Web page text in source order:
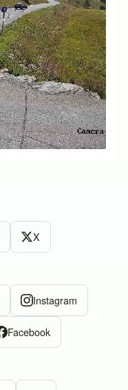
X
Instagram
Facebook